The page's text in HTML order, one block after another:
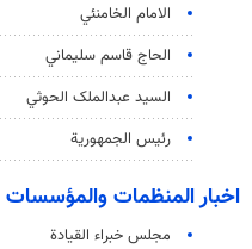
الامام الخامنئي
الحاج قاسم سليماني
السید عبدالملک الحوثي
رئيس الجمهورية
اخبار المنظمات والمؤسسات
مجلس خبراء القيادة